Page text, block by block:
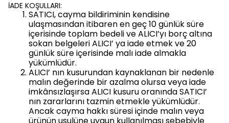
İADE KOŞULLARI:
SATICI, cayma bildiriminin kendisine
ulaşmasından itibaren en geç 10 günlük süre
içerisinde toplam bedeli ve ALICI’yı borç altına
sokan belgeleri ALICI’ ya iade etmek ve 20
günlük süre içerisinde malı iade almakla
yükümlüdür.
ALICI’ nın kusurundan kaynaklanan bir nedenle
malın değerinde bir azalma olursa veya iade
imkânsızlaşırsa ALICI kusuru oranında SATICI’
nın zararlarını tazmin etmekle yükümlüdür.
Ancak cayma hakkı süresi içinde malın veya